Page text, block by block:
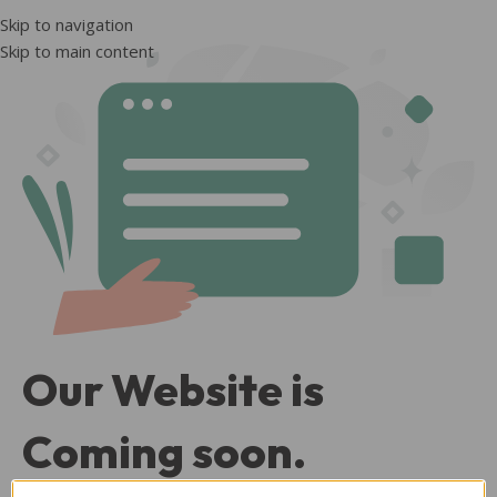
Skip to navigation
Skip to main content
Our Website is
Coming soon.